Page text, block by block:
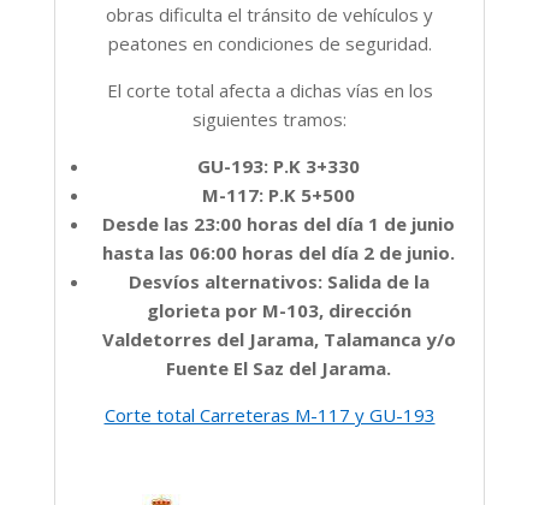
obras dificulta el tránsito de vehículos y
peatones en condiciones de seguridad.
El corte total afecta a dichas vías en los
siguientes tramos:
GU-193: P.K 3+330
M-117: P.K 5+500
Desde las 23:00 horas del día 1 de junio
hasta las 06:00 horas del día 2 de junio.
Desvíos alternativos: Salida de la
glorieta por M-103, dirección
Valdetorres del Jarama, Talamanca y/o
Fuente El Saz del Jarama.
Corte total Carreteras M-117 y GU-193